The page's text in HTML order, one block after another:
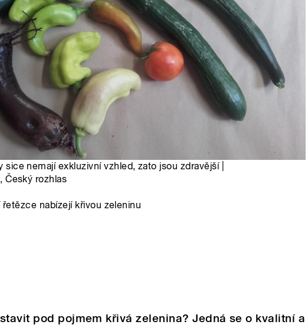
sice nemají exkluzivní vzhled, zato jsou zdravější |
, Český rozhlas
nabízejí křivou zeleninu
pod pojmem křivá zelenina? Jedná se o kvalitní a